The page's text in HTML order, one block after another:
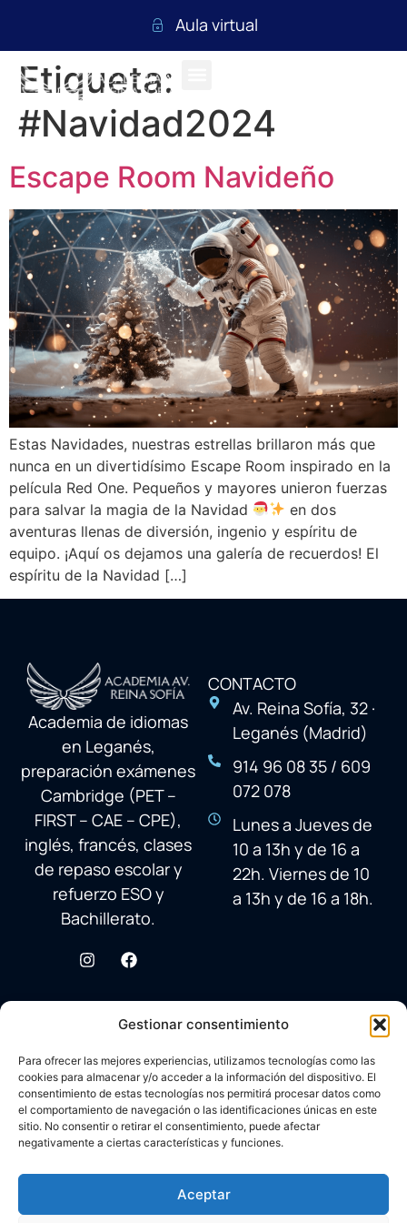
Gestionar consentimiento
Para ofrecer las mejores experiencias, utilizamos tecnologías como las
cookies para almacenar y/o acceder a la información del dispositivo. El
consentimiento de estas tecnologías nos permitirá procesar datos como
el comportamiento de navegación o las identificaciones únicas en este
sitio. No consentir o retirar el consentimiento, puede afectar
negativamente a ciertas características y funciones.
Aceptar
Aula virtual
Etiqueta:
#Navidad2024
Escape Room Navideño
Estas Navidades, nuestras estrellas brillaron más que
nunca en un divertidísimo Escape Room inspirado en la
película Red One. Pequeños y mayores unieron fuerzas
para salvar la magia de la Navidad
en dos
aventuras llenas de diversión, ingenio y espíritu de
equipo. ¡Aquí os dejamos una galería de recuerdos! El
espíritu de la Navidad […]
Academia de idiomas
en Leganés,
preparación exámenes
Cambridge (PET –
FIRST – CAE – CPE),
inglés, francés, clases
de repaso escolar y
refuerzo ESO y
Bachillerato.
CONTACTO
Av. Reina Sofía, 32 ·
Leganés (Madrid)
914 96 08 35 / 609
072 078
Lunes a Jueves de
10 a 13h y de 16 a
22h. Viernes de 10
a 13h y de 16 a 18h.
Carlos Corral
Brandy&Co